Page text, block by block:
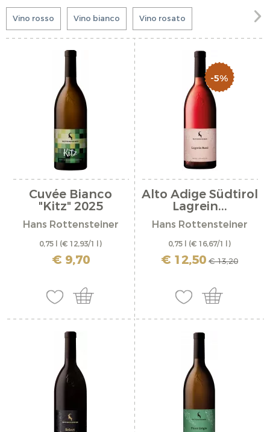
Vino rosso Vino bianco Vino rosato 
Cuvée Bianco
"Kitz" 2025
Hans Rottensteiner
0,75 l (€ 12,93/1 l)
incl. IVA più costi di spedizione
€ 9,70
-5%
Alto Adige Südtirol
Lagrein...
Hans Rottensteiner
0,75 l (€ 16,67/1 l)
incl. IVA più costi di spedizione
€ 12,50 € 13,20